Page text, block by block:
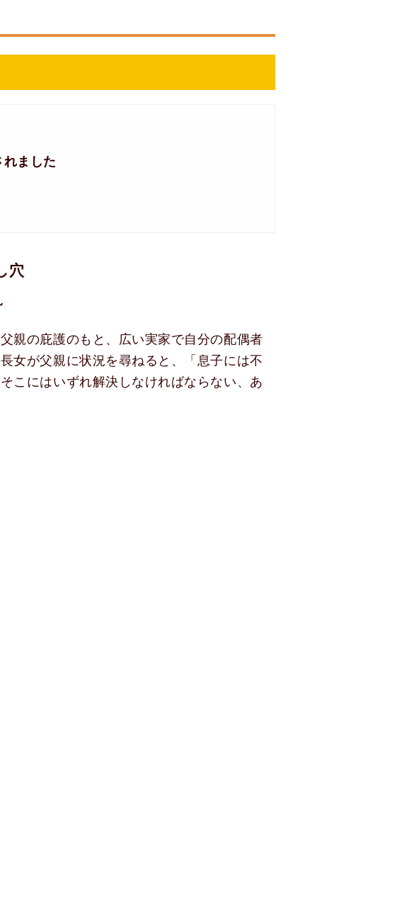
ました
穴
親の庇護のもと、広い実家で自分の配偶者
女が父親に状況を尋ねると、「息子には不
こにはいずれ解決しなければならない、あ